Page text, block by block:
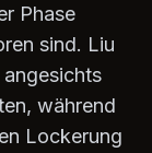
Phase
sind. Liu
während
Lockerung